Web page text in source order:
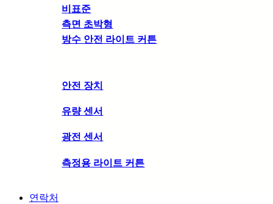
비표준
측면 초박형
방수 안전 라이트 커튼
안전 장치
유량 센서
광전 센서
측정용 라이트 커튼
연락처